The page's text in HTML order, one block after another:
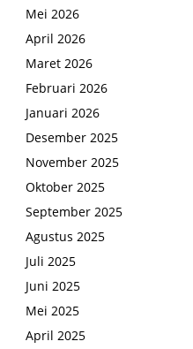
Mei 2026
April 2026
Maret 2026
Februari 2026
Januari 2026
Desember 2025
November 2025
Oktober 2025
September 2025
Agustus 2025
Juli 2025
Juni 2025
Mei 2025
April 2025